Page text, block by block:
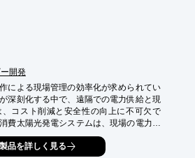
開発
による現場管理の効率化が求められてい
深刻化する中で、遠隔での電力供給と現
コスト削減と安全性の向上に不可欠で
費太陽光発電システムは、現場の電力を
存を軽減することで、遠隔操作による効
トします。
製品を詳しく見る